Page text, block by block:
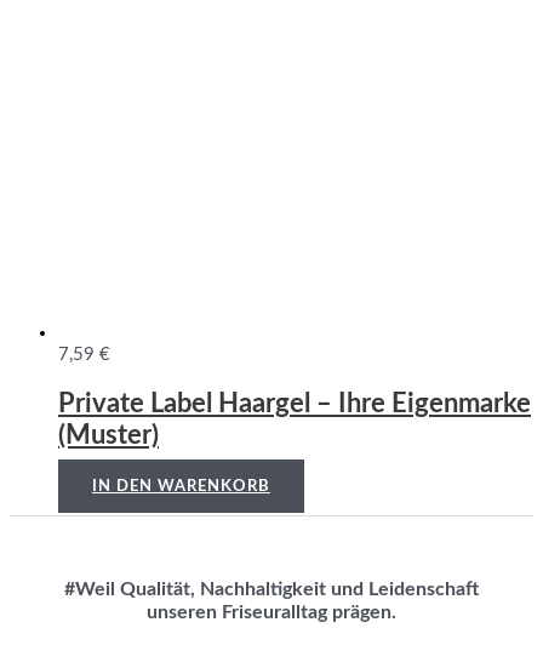
7,59 €
Private Label Haargel – Ihre Eigenmarke
(Muster)
IN DEN WARENKORB
#Weil Qualität, Nachhaltigkeit und Leidenschaft
unseren Friseuralltag prägen.